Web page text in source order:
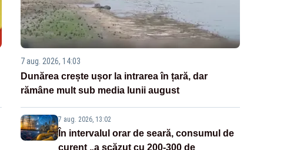
7 aug. 2026, 14:03
Dunărea crește ușor la intrarea în țară, dar
rămâne mult sub media lunii august
7 aug. 2026, 13:02
În intervalul orar de seară, consumul de
curent „a scăzut cu 200-300 de